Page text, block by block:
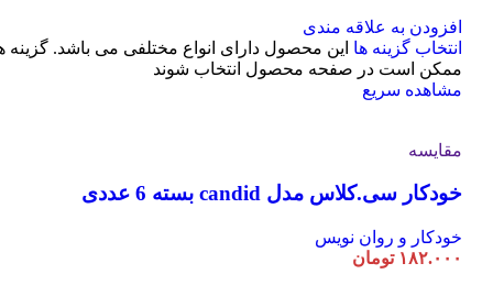
افزودن به علاقه مندی
انتخاب گزینه ها این محصول دارای انواع مختلفی می باشد. گزینه
ممکن است در صفحه محصول انتخاب شوند
مشاهده سریع
مقایسه
خودکار سی.کلاس مدل candid بسته 6 عددی
خودکار و روان نویس
۱۸۲.۰۰۰ تومان